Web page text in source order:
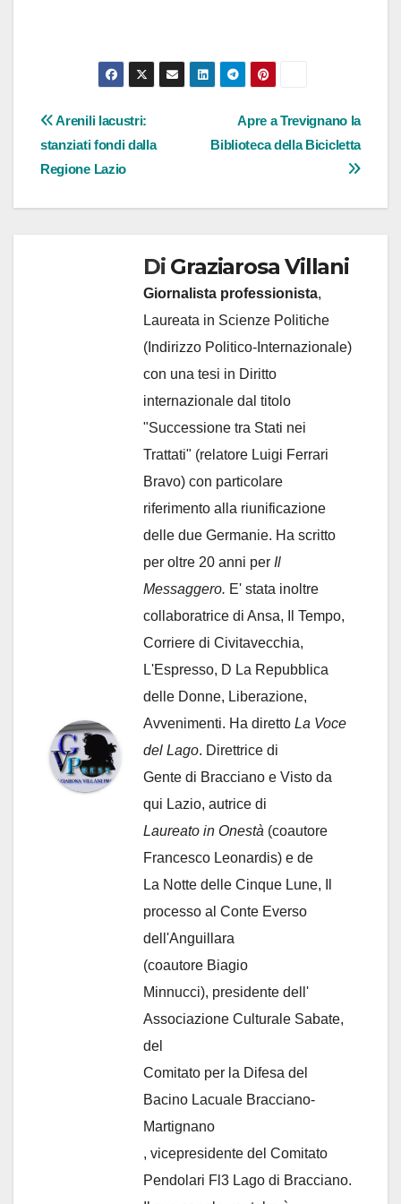
Navigazione
articoli
Apre a Trevignano la
Biblioteca della Bicicletta
Arenili lacustri:
stanziati fondi dalla
Regione Lazio
Di Graziarosa Villani
Giornalista professionista,
Laureata in Scienze Politiche
(Indirizzo Politico-Internazionale)
con una tesi in Diritto
internazionale dal titolo
"Successione tra Stati nei
Trattati" (relatore Luigi Ferrari
Bravo) con particolare
riferimento alla riunificazione
delle due Germanie. Ha scritto
per oltre 20 anni per Il
Messaggero. E' stata inoltre
collaboratrice di Ansa, Il Tempo,
Corriere di Civitavecchia,
L'Espresso, D La Repubblica
delle Donne, Liberazione,
Avvenimenti. Ha diretto La Voce
del Lago. Direttrice di
Gente di Bracciano e Visto da
qui Lazio, autrice di
Laureato in Onestà (coautore
Francesco Leonardis) e de
La Notte delle Cinque Lune, Il
processo al Conte Everso
dell'Anguillara
(coautore Biagio
Minnucci), presidente dell'
Associazione Culturale Sabate,
del
Comitato per la Difesa del
Bacino Lacuale Bracciano-
Martignano
, vicepresidente del Comitato
Pendolari Fl3 Lago di Bracciano.